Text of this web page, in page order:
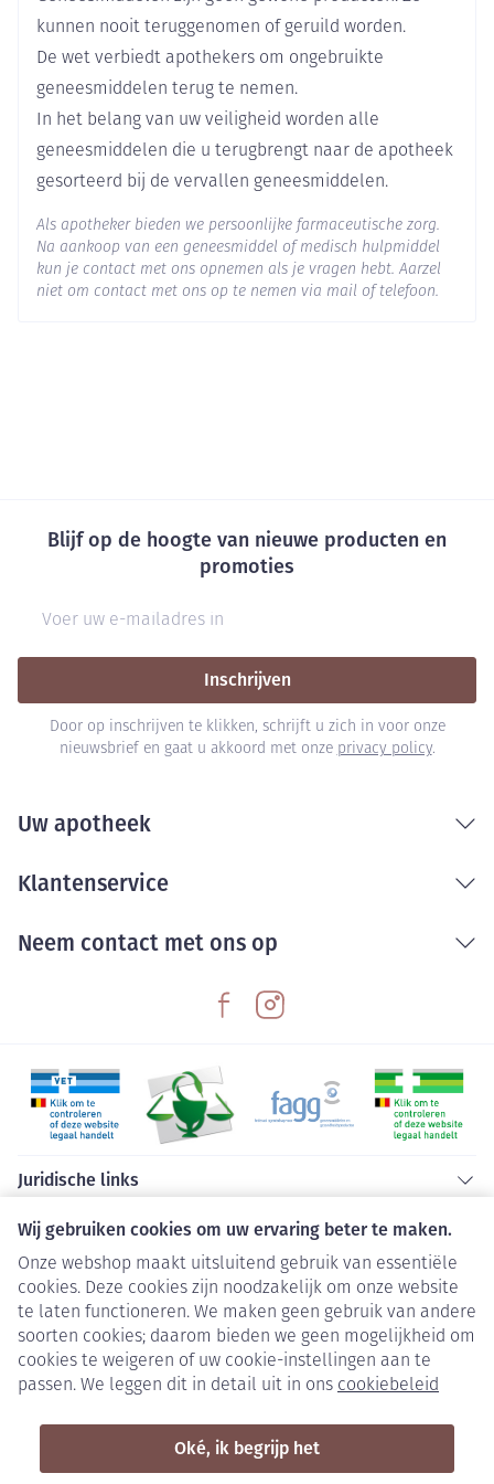
Wij gebruiken cookies om uw ervaring beter te maken.
Onze webshop maakt uitsluitend gebruik van essentiële
cookies. Deze cookies zijn noodzakelijk om onze website
te laten functioneren. We maken geen gebruik van andere
soorten cookies; daarom bieden we geen mogelijkheid om
cookies te weigeren of uw cookie-instellingen aan te
passen. We leggen dit in detail uit in ons cookiebeleid
Oké, ik begrijp het
toevallen hebt.  lijdt aan depressie en u
antidepressiva gebruikt, aangezien sommige van
deze middelen interacties met tramadol kunnen
vertonen (zie "Gebruikt u nog andere
geneesmiddelen?"). Er bestaat een klein risico dat u
last krijgt van een zogenaamd serotoninesyndroom
dat kan optreden nadat u tramadol alleen of in
combinatie met bepaalde antidepressiva heeft
gebruikt. Raadpleeg onmiddellijk een arts als u last
in het bloed). Mogelijke klachten zijn:
ademhalingspauzes tijdens de slaap, 's nachts
door te blijven slapen of overmatige slaperigheid
waarneemt, neem dan contact op met uw arts. Uw
Epileptische aanvallen werden gemeld bij patiënten
tramadolhydrochloride hoger is dan de bovengrens
van de aanbevolen dagelijkse dosis van 400 mg of als
convulsiedrempel kunnen verlagen (zie "Gebruikt u
afhankelijkheid en verslaving Dit geneesmiddel
bevat tramadol, dat behoort tot een groep sterke
gebruik van opiaten kan ertoe leiden dat het
geneesmiddel minder goed gaat werken (u raakt
eraan gewend; dit wordt ook wel tolerantie
genoemd). Herhaald gebruik van Tramadol Sandoz
verslaving, wat kan leiden tot een levensbedreigende
overdosis. Het risico op deze bijwerkingen kan
toenemen bij een hogere dosis en een langere
gebruiksduur. Bij patiënten die de neiging hebben om
geneesmiddelen te misbruiken of die afhankelijk zijn
van geneesmiddelen, mag behandeling met
Tramadol Sandoz alleen gedurende korte perioden
en onder strikt medisch toezicht worden uitgevoerd.
Verpakking
Actieve
Ingrediënten
Behoud Kamertemperatuur (15°C - 25°C)
kunnen nooit teruggenomen of geruild worden.
De wet verbiedt apothekers om ongebruikte
geneesmiddelen terug te nemen.
In het belang van uw veiligheid worden alle
geneesmiddelen die u terugbrengt naar de apotheek
gesorteerd bij de vervallen geneesmiddelen.
Als apotheker bieden we persoonlijke farmaceutische zorg.
Na aankoop van een geneesmiddel of medisch hulpmiddel
kun je contact met ons opnemen als je vragen hebt. Aarzel
niet om contact met ons op te nemen via mail of telefoon.
Blijf op de hoogte van nieuwe producten en
promoties
Inschrijven
Door op inschrijven te klikken, schrijft u zich in voor onze
nieuwsbrief en gaat u akkoord met onze privacy policy.
Uw apotheek
Klantenservice
Neem contact met ons op
Juridische links